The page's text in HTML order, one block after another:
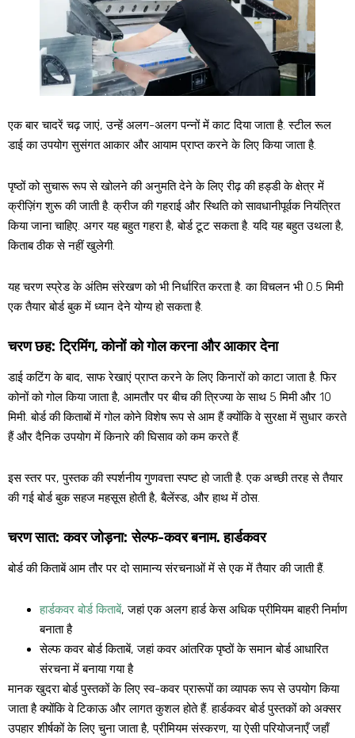
एक बार चादरें चढ़ जाएं, उन्हें अलग-अलग पन्नों में काट दिया जाता है. स्टील रूल
डाई का उपयोग सुसंगत आकार और आयाम प्राप्त करने के लिए किया जाता है.
पृष्ठों को सुचारू रूप से खोलने की अनुमति देने के लिए रीढ़ की हड्डी के क्षेत्र में
क्रीज़िंग शुरू की जाती है. क्रीज की गहराई और स्थिति को सावधानीपूर्वक नियंत्रित
किया जाना चाहिए. अगर यह बहुत गहरा है, बोर्ड टूट सकता है. यदि यह बहुत उथला है,
किताब ठीक से नहीं खुलेगी.
यह चरण स्प्रेड के अंतिम संरेखण को भी निर्धारित करता है. का विचलन भी 0.5 मिमी
एक तैयार बोर्ड बुक में ध्यान देने योग्य हो सकता है.
चरण छह: ट्रिमिंग, कोनों को गोल करना और आकार देना
डाई कटिंग के बाद, साफ रेखाएं प्राप्त करने के लिए किनारों को काटा जाता है. फिर
कोनों को गोल किया जाता है, आमतौर पर बीच की त्रिज्या के साथ 5 मिमी और 10
मिमी. बोर्ड की किताबों में गोल कोने विशेष रूप से आम हैं क्योंकि वे सुरक्षा में सुधार करते
हैं और दैनिक उपयोग में किनारे की घिसाव को कम करते हैं.
इस स्तर पर, पुस्तक की स्पर्शनीय गुणवत्ता स्पष्ट हो जाती है. एक अच्छी तरह से तैयार
की गई बोर्ड बुक सहज महसूस होती है, बैलेंस्ड, और हाथ में ठोस.
चरण सात: कवर जोड़ना: सेल्फ-कवर बनाम. हार्डकवर
बोर्ड की किताबें आम तौर पर दो सामान्य संरचनाओं में से एक में तैयार की जाती हैं.
हार्डकवर बोर्ड किताबें, जहां एक अलग हार्ड केस अधिक प्रीमियम बाहरी निर्माण
बनाता है
सेल्फ कवर बोर्ड किताबें, जहां कवर आंतरिक पृष्ठों के समान बोर्ड आधारित
संरचना में बनाया गया है
मानक खुदरा बोर्ड पुस्तकों के लिए स्व-कवर प्रारूपों का व्यापक रूप से उपयोग किया
जाता है क्योंकि वे टिकाऊ और लागत कुशल होते हैं. हार्डकवर बोर्ड पुस्तकों को अक्सर
उपहार शीर्षकों के लिए चुना जाता है, प्रीमियम संस्करण, या ऐसी परियोजनाएँ जहाँ